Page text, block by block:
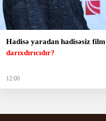
Hadisə yaradan hadisəsiz film
darıxdırıcıdır?
12:00